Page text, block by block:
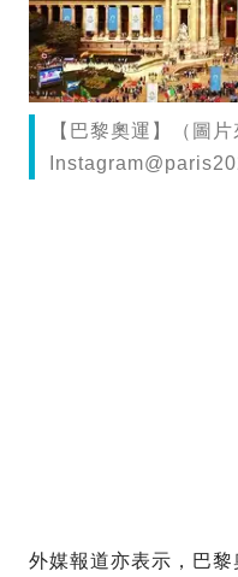
【巴黎奧運】（圖片
外媒報道亦表示，巴